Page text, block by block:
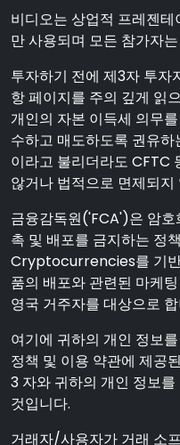
비디오는 상업적 프레젠
만 사용되며 모든 참가자
투자하기 전에 제3자 투자
항 페이지를 주의 깊게 읽
개인의 자본 이득세 의무
수하고 매도하도록 권유
이라고 불리더라도 CFTC
않거나 법적으로 면제되지
금융감독원('FCA')은 암호
촉 및 배포를 금지하는 정
Cryptocurrencies를 기반
품의 배포와 관련된 마케
영국 거주자를 대상으로
여기에 귀하의 개인 정보
정책 및 이용 약관에 제공
3 자와 귀하의 개인 정보
것입니다.
거래자/사용자가 거래 소